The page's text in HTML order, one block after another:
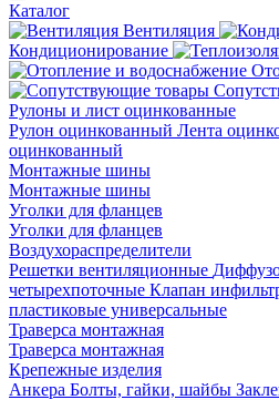
Каталог
Вентиляция
Кондиционирование
Рулоны и лист оцинкованные
Рулон оцинкованный Лента
оцинкованный
Монтажные шины
Монтажные шины
Уголки для фланцев
Уголки для фланцев
Воздухораспределители
Решетки вентиляционные
четырехпоточные Клапан
пластиковые универсальные
Траверса монтажная
Траверса монтажная
Крепежные изделия
Анкера Болты, гайки, шайбы